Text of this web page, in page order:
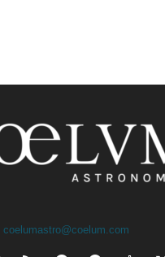
coelumastro@coelum.com